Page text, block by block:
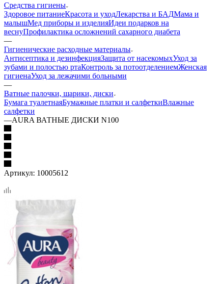
Средства гигиены
Здоровое питаниеКрасота и уходЛекарства и БАДМама и
малышМед приборы и изделияИдеи подарков на
веснуПрофилактика осложнений сахарного диабета
—
Гигиенические расходные материалы
Антисептика и дезинфекцияЗащита от насекомыхУход за
зубами и полостью ртаКонтроль за потоотделениемЖенская
гигиенаУход за лежачими больными
—
Ватные палочки, шарики, диски
Бумага туалетнаяБумажные платки и салфеткиВлажные
салфетки
—AURA ВАТНЫЕ ДИСКИ N100
Артикул: 10005612